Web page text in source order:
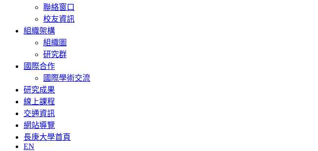
聯絡窗口
校友資訊
組織架構
組織圖
研究群
國際合作
國際學術交流
研究成果
線上課程
交通資訊
網站導覽
長庚大學首頁
EN